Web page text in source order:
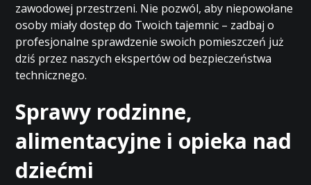
zawodowej przestrzeni. Nie pozwól, aby niepowołane
osoby miały dostęp do Twoich tajemnic – zadbaj o
profesjonalne sprawdzenie swoich pomieszczeń już
dziś przez naszych ekspertów od bezpieczeństwa
technicznego.
Sprawy rodzinne,
alimentacyjne i opieka nad
dziećmi